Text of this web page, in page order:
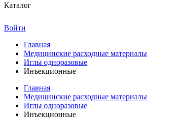
Каталог
Войти
Главная
Медицинские расходные материалы
Иглы одноразовые
Инъекционные
Главная
Медицинские расходные материалы
Иглы одноразовые
Инъекционные